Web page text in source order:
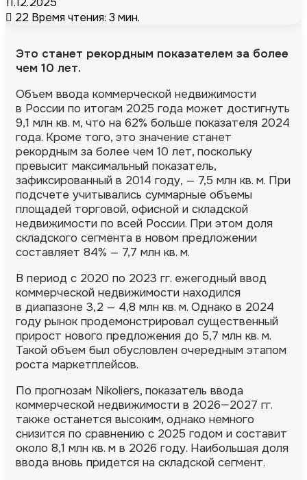
22 Время чтения: 3 мин.
Это станет рекордным показателем за более
чем 10 лет.
Объем ввода коммерческой недвижимости
в России по итогам 2025 года может достигнуть
9,1 млн кв. м, что на 62% больше показателя 2024
года. Кроме того, это значение станет
рекордным за более чем 10 лет, поскольку
превысит максимальный показатель,
зафиксированный в 2014 году, — 7,5 млн кв. м. При
подсчете учитывались суммарные объемы
площадей торговой, офисной и складской
недвижимости по всей России. При этом доля
складского сегмента в новом предложении
составляет 84% — 7,7 млн кв. м.
В период с 2020 по 2023 гг. ежегодный ввод
коммерческой недвижимости находился
в диапазоне 3,2 — 4,8 млн кв. м. Однако в 2024
году рынок продемонстрировал существенный
прирост нового предложения до 5,7 млн кв. м.
Такой объем был обусловлен очередным этапом
роста маркетплейсов.
По прогнозам Nikoliers, показатель ввода
коммерческой недвижимости в 2026—2027 гг.
также останется высоким, однако немного
снизится по сравнению с 2025 годом и составит
около 8,1 млн кв. м в 2026 году. Наибольшая доля
ввода вновь придется на складской сегмент.